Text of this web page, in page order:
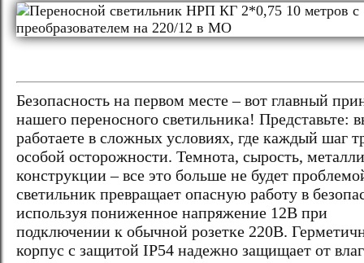
Безопасность на первом месте – вот главный
нашего переносного светильника! Представьте:
работаете в сложных условиях, где каждый шаг
особой осторожности. Темнота, сырость,
конструкции – все это больше не будет
светильник превращает опасную работу в
используя пониженное напряжение 12В при
подключении к обычной розетке 220В.
корпус с защитой IP54 надежно защищает от